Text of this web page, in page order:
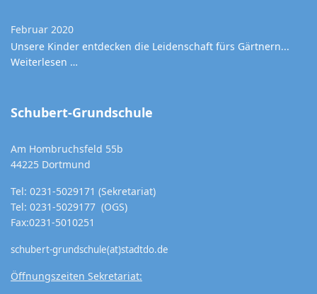
Februar 2020
Unsere Kinder entdecken die Leidenschaft fürs Gärtnern...
Weiterlesen …
Schubert-Grundschule
Am Hombruchsfeld 55b
44225 Dortmund
Tel: 0231-5029171 (Sekretariat)
Tel: 0231-5029177 (OGS)
Fax:0231-5010251
schubert-grundschule(at)stadtdo.de
Öffnungszeiten Sekretariat: